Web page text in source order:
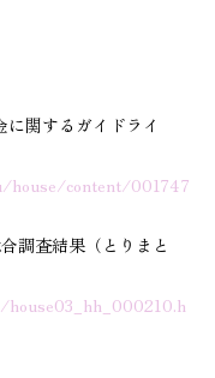
関するガイドライ
house/content/001747
調査結果（とりまと